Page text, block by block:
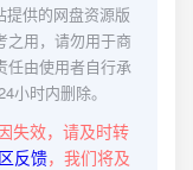
提供的网盘资源版
之用，请勿用于商
任由使用者自行承
小时内删除。
失效，请及时转
反馈，我们将及